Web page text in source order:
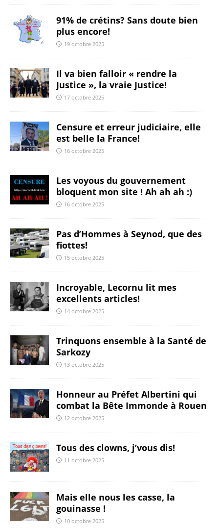
91% de crétins? Sans doute bien
plus encore!
19 octobre 2025
Il va bien falloir « rendre la
Justice », la vraie Justice!
17 octobre 2025
Censure et erreur judiciaire, elle
est belle la France!
16 octobre 2025
Les voyous du gouvernement
bloquent mon site ! Ah ah ah :)
16 octobre 2025
Pas d’Hommes à Seynod, que des
fiottes!
15 octobre 2025
Incroyable, Lecornu lit mes
excellents articles!
14 octobre 2025
Trinquons ensemble à la Santé de
Sarkozy
13 octobre 2025
Honneur au Préfet Albertini qui
combat la Bête Immonde à Rouen
12 octobre 2025
Tous des clowns, j’vous dis!
11 octobre 2025
Mais elle nous les casse, la
gouinasse !
10 octobre 2025